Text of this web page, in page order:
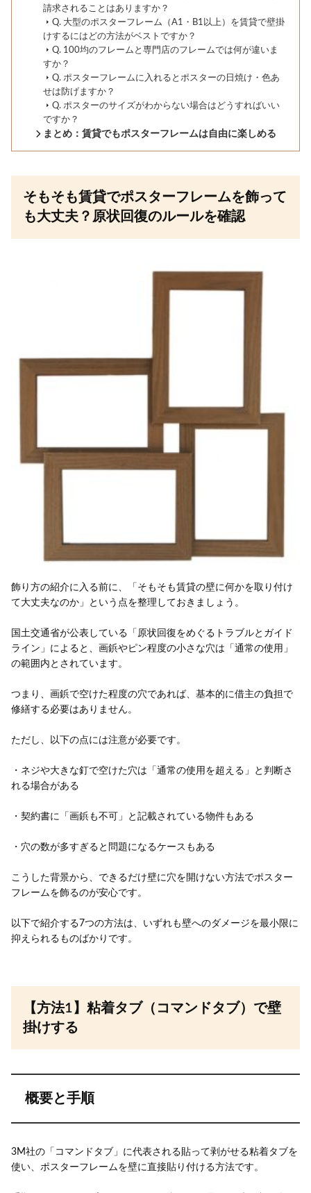
請求されることはありますか？
Q. 大型のポスターフレーム（A1・B1以上）を賃貸で壁掛
けするにはどの方法がベストですか？
Q. 100均のフレームと専門店のフレームでは何が違いま
すか？
Q. ポスターフレームに入れるとポスターの日焼け・色あ
せは防げますか？
Q. ポスターのサイズがわからない場合はどうすればいい
ですか？
まとめ：賃貸でもポスターフレームは自由に楽しめる
そもそも賃貸でポスターフレームを飾って
も大丈夫？原状回復のルールを確認
飾り方の紹介に入る前に、「そもそも賃貸の壁に何かを取り付け
て大丈夫なのか」という点を整理しておきましょう。
国土交通省が公表している「原状回復をめぐるトラブルとガイド
ライン」によると、画鋲やピン程度の小さな穴は「通常の使用」
の範囲内とされています。
つまり、画鋲で空けた程度の穴であれば、基本的に借主の負担で
修繕する必要はありません。
ただし、以下の点には注意が必要です。
・ネジや大きな釘で空けた穴は「通常の使用を超える」と判断さ
れる場合がある
・契約書に「画鋲も不可」と記載されている物件もある
・穴の数が多すぎると問題になるケースもある
こうした背景から、できるだけ壁に穴を開けない方法でポスター
フレームを飾るのが安心です。
以下で紹介する7つの方法は、いずれも壁へのダメージを最小限に
抑えられるものばかりです。
【方法1】粘着タブ（コマンドタブ）で壁
掛けする
概要と手順
3M社の「コマンドタブ」に代表される貼って剥がせる粘着タブを
使い、ポスターフレームを壁に直接貼り付ける方法です。